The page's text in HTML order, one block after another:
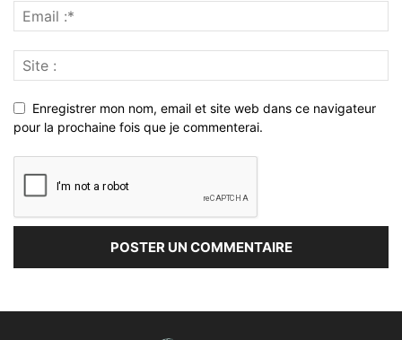
Enregistrer mon nom, email et site web dans ce navigateur
pour la prochaine fois que je commenterai.